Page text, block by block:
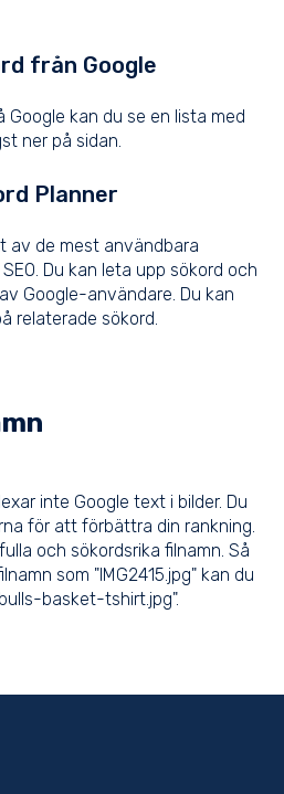
från Google
Google kan du se en lista med
ner på sidan.
Planner
av de mest användbara
Du kan leta upp sökord och
Google-användare. Du kan
relaterade sökord.
inte Google text i bilder. Du
för att förbättra din rankning.
och sökordsrika filnamn. Så
som "IMG2415.jpg" kan du
basket-tshirt.jpg".